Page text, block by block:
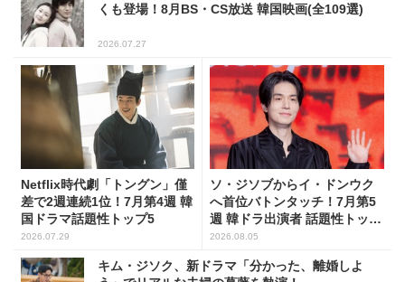
くも登場！8月BS・CS放送 韓国映画(全109選)
2026.07.27
Netflix時代劇「トングン」僅
差で2週連続1位！7月第4週 韓
国ドラマ話題性トップ5
2026.07.29
ソ・ジソブからイ・ドンウク
へ首位バトンタッチ！7月第5
週 韓ドラ出演者 話題性トップ
5
2026.08.05
キム・ジソク、新ドラマ「分かった、離婚しよ